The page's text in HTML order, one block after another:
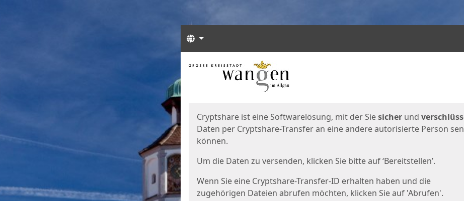
Sprachen
Start
Cryptshare ist eine Softwarelösung, mit der Siesicher und
Daten per Cryptshare-Transfer an eine andere autorisierte Person
können.
Um die Daten zu versenden, klicken Sie bitte auf ‘Bereitstellen’.
Wenn Sie eine Cryptshare-Transfer-ID erhalten haben und die
zugehörigen Dateien abrufen möchten, klicken Sie auf 'Abrufen'.